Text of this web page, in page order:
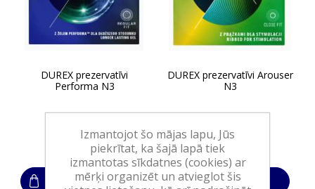
DUREX prezervatīvi
Performa N3
4,05€
Ielikt grozā
DUREX prezervatīvi Arouser
N3
4,05€
Ielikt grozā
Izmantojot šo mājas lapu, Jūs
piekrītat, ka šajā lapā tiek
izmantotas sīkdatnes (cookies) ar
mērķi organizēt un atvieglot šis